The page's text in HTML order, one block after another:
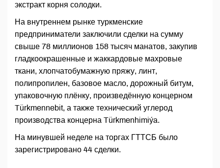
экстракт корня солодки.
На внутреннем рынке туркменские
предприниматели заключили сделки на сумму
свыше 78 миллионов 158 тысяч манатов, закупив
гладкоокрашенные и жаккардовые махровые
ткани, хлопчатобумажную пряжу, линт,
полипропилен, базовое масло, дорожный битум,
упаковочную плёнку, произведённую концерном
Türkmennebit, а также технический углерод
производства концерна Türkmenhimiýa.
На минувшей неделе на торгах ГТТСБ было
зарегистрировано 44 сделки.